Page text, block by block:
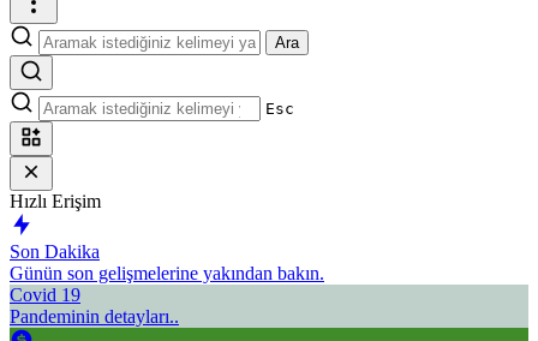
Ara
Esc
Hızlı Erişim
Son Dakika
Günün son gelişmelerine yakından bakın.
Covid 19
Pandeminin detayları..